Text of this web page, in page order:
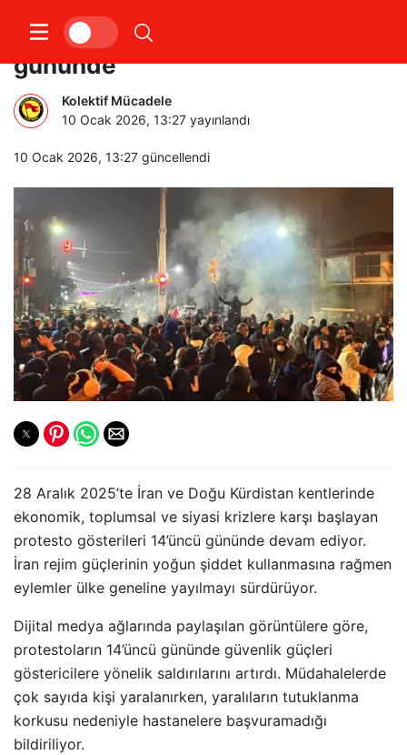
İran protestolar 14’üncü
gününde
Kolektif Mücadele
10 Ocak 2026, 13:27 yayınlandı
10 Ocak 2026, 13:27 güncellendi
28 Aralık 2025’te İran ve Doğu Kürdistan kentlerinde
ekonomik, toplumsal ve siyasi krizlere karşı başlayan
protesto gösterileri 14’üncü gününde devam ediyor.
İran rejim güçlerinin yoğun şiddet kullanmasına rağmen
eylemler ülke geneline yayılmayı sürdürüyor.
Dijital medya ağlarında paylaşılan görüntülere göre,
protestoların 14’üncü gününde güvenlik güçleri
göstericilere yönelik saldırılarını artırdı. Müdahalelerde
çok sayıda kişi yaralanırken, yaralıların tutuklanma
korkusu nedeniyle hastanelere başvuramadığı
bildiriliyor.